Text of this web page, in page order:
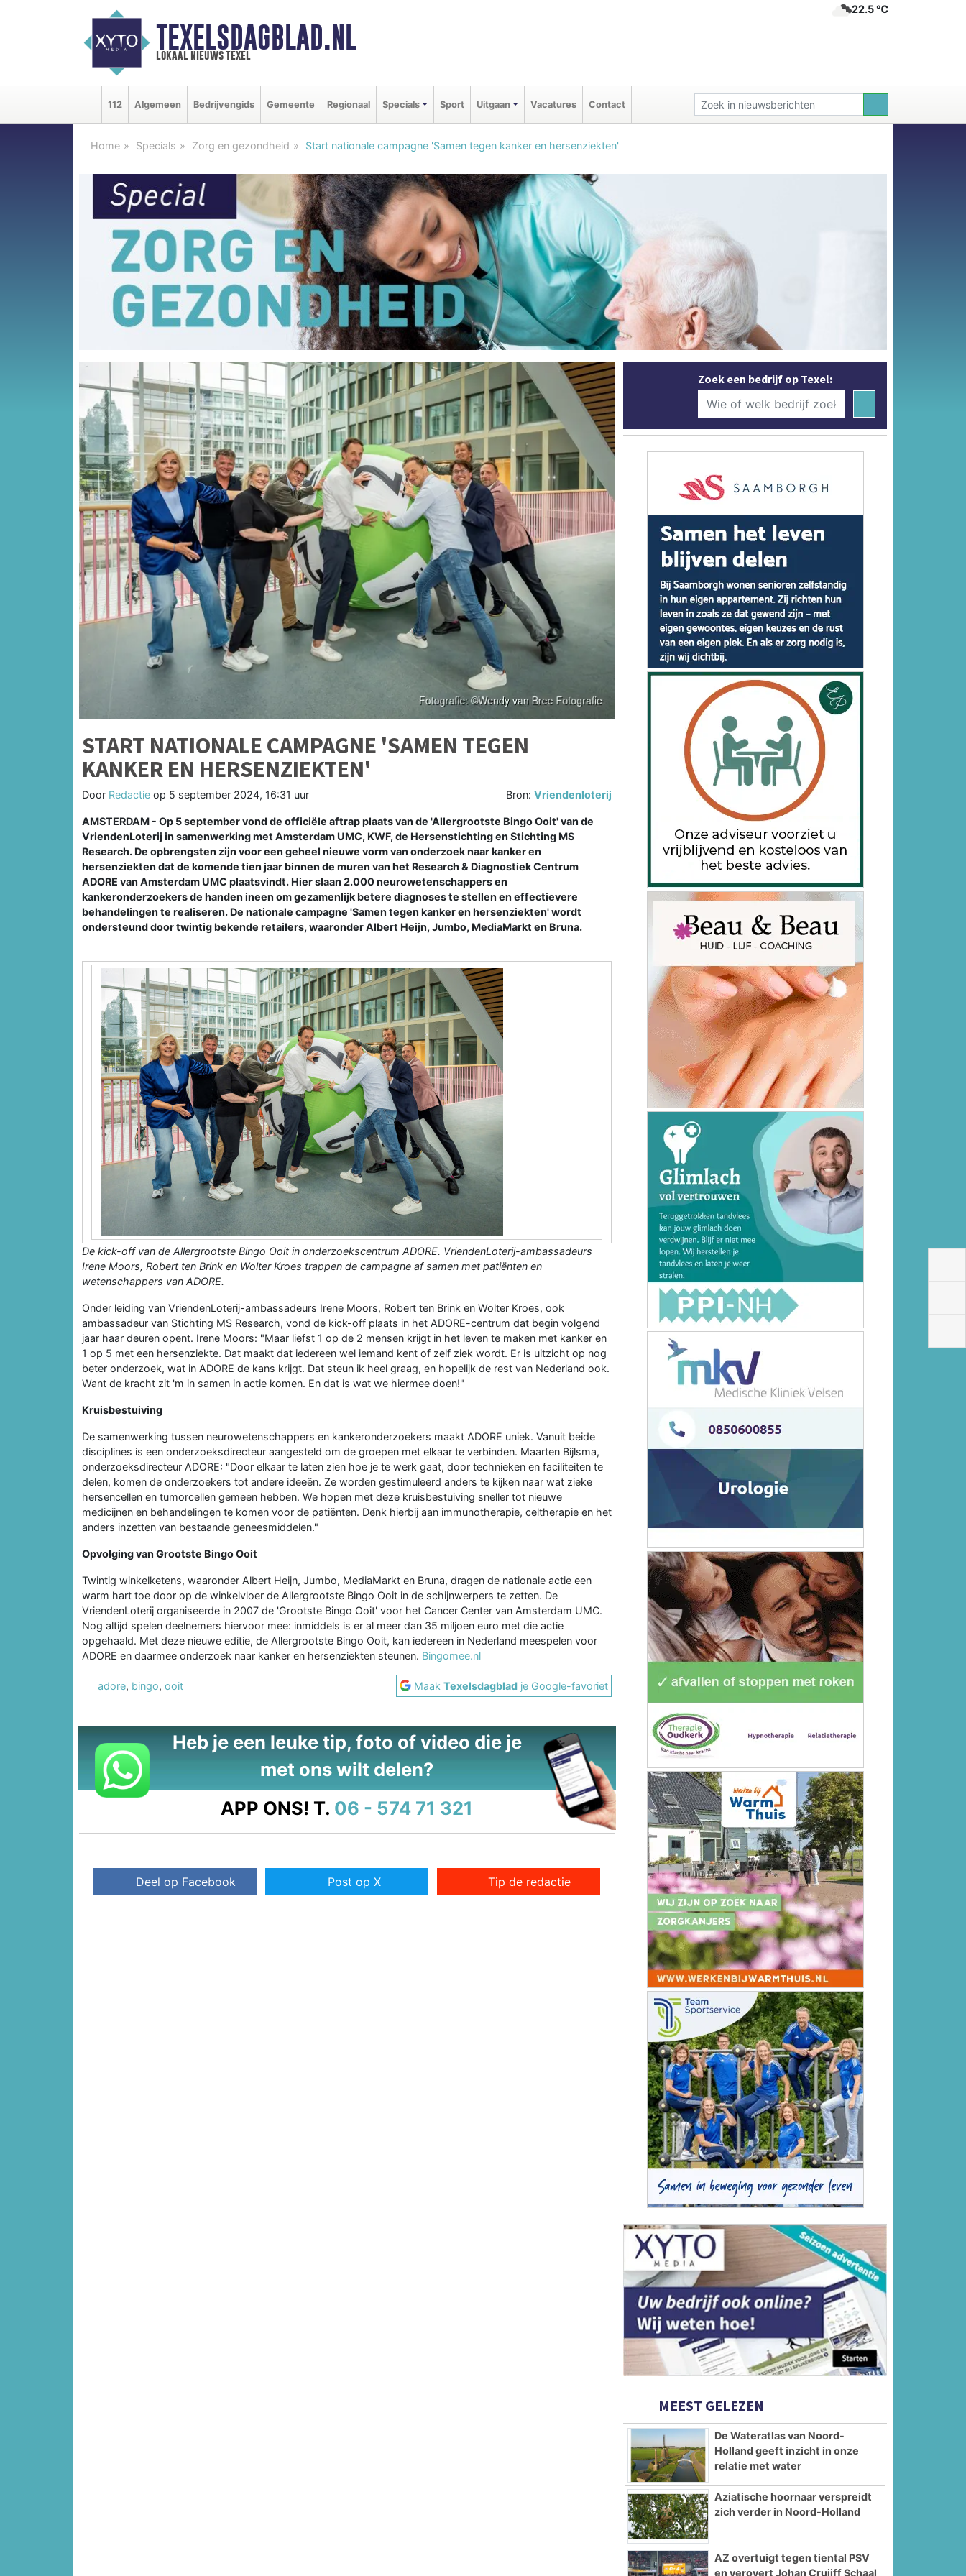
TEXELSDAGBLAD.NL
lokaal nieuws texel
22.5 ℃
112 Algemeen Bedrijvengids Gemeente Regionaal Specials Sport Uitgaan Vacatures Contact
Home Specials Zorg en gezondheid Start nationale campagne 'Samen tegen kanker en hersenziekten'
START NATIONALE CAMPAGNE 'SAMEN TEGEN
KANKER EN HERSENZIEKTEN'
Door Redactie op 5 september 2024, 16:31 uur Bron:Vriendenloterij
AMSTERDAM - Op 5 september vond de officiële aftrap plaats van de 'Allergrootste Bingo Ooit' van de
VriendenLoterij in samenwerking met Amsterdam UMC, KWF, de Hersenstichting en Stichting MS
Research. De opbrengsten zijn voor een geheel nieuwe vorm van onderzoek naar kanker en
hersenziekten dat de komende tien jaar binnen de muren van het Research & Diagnostiek Centrum
ADORE van Amsterdam UMC plaatsvindt. Hier slaan 2.000 neurowetenschappers en
kankeronderzoekers de handen ineen om gezamenlijk betere diagnoses te stellen en effectievere
behandelingen te realiseren. De nationale campagne 'Samen tegen kanker en hersenziekten' wordt
ondersteund door twintig bekende retailers, waaronder Albert Heijn, Jumbo, MediaMarkt en Bruna.
De kick-off van de Allergrootste Bingo Ooit in onderzoekscentrum ADORE. VriendenLoterij-ambassadeurs
Irene Moors, Robert ten Brink en Wolter Kroes trappen de campagne af samen met patiënten en
wetenschappers van ADORE.
Onder leiding van VriendenLoterij-ambassadeurs Irene Moors, Robert ten Brink en Wolter Kroes, ook
ambassadeur van Stichting MS Research, vond de kick-off plaats in het ADORE-centrum dat begin volgend
jaar haar deuren opent. Irene Moors: "Maar liefst 1 op de 2 mensen krijgt in het leven te maken met kanker en
1 op 5 met een hersenziekte. Dat maakt dat iedereen wel iemand kent of zelf ziek wordt. Er is uitzicht op nog
beter onderzoek, wat in ADORE de kans krijgt. Dat steun ik heel graag, en hopelijk de rest van Nederland ook.
Want de kracht zit 'm in samen in actie komen. En dat is wat we hiermee doen!"
Kruisbestuiving
De samenwerking tussen neurowetenschappers en kankeronderzoekers maakt ADORE uniek. Vanuit beide
disciplines is een onderzoeksdirecteur aangesteld om de groepen met elkaar te verbinden. Maarten Bijlsma,
onderzoeksdirecteur ADORE: "Door elkaar te laten zien hoe je te werk gaat, door technieken en faciliteiten te
delen, komen de onderzoekers tot andere ideeën. Ze worden gestimuleerd anders te kijken naar wat zieke
hersencellen en tumorcellen gemeen hebben. We hopen met deze kruisbestuiving sneller tot nieuwe
medicijnen en behandelingen te komen voor de patiënten. Denk hierbij aan immunotherapie, celtherapie en het
anders inzetten van bestaande geneesmiddelen."
Opvolging van Grootste Bingo Ooit
Twintig winkelketens, waaronder Albert Heijn, Jumbo, MediaMarkt en Bruna, dragen de nationale actie een
warm hart toe door op de winkelvloer de Allergrootste Bingo Ooit in de schijnwerpers te zetten. De
VriendenLoterij organiseerde in 2007 de 'Grootste Bingo Ooit' voor het Cancer Center van Amsterdam UMC.
Nog altijd spelen deelnemers hiervoor mee: inmiddels is er al meer dan 35 miljoen euro met die actie
opgehaald. Met deze nieuwe editie, de Allergrootste Bingo Ooit, kan iedereen in Nederland meespelen voor
ADORE en daarmee onderzoek naar kanker en hersenziekten steunen. Bingomee.nl
adore, bingo, ooit MaakTexelsdagblad je Google-favoriet
Heb je een leuke tip, foto of video die je
met ons wilt delen?
APP ONS! T. 06 - 574 71 321
Deel op Facebook Post op X Tip de redactie
Zoek een bedrijf op Texel:
MEEST GELEZEN
De Wateratlas van Noord-
Holland geeft inzicht in onze
relatie met water
Aziatische hoornaar verspreidt
zich verder in Noord-Holland
AZ overtuigt tegen tiental PSV
en verovert Johan Cruijff Schaal